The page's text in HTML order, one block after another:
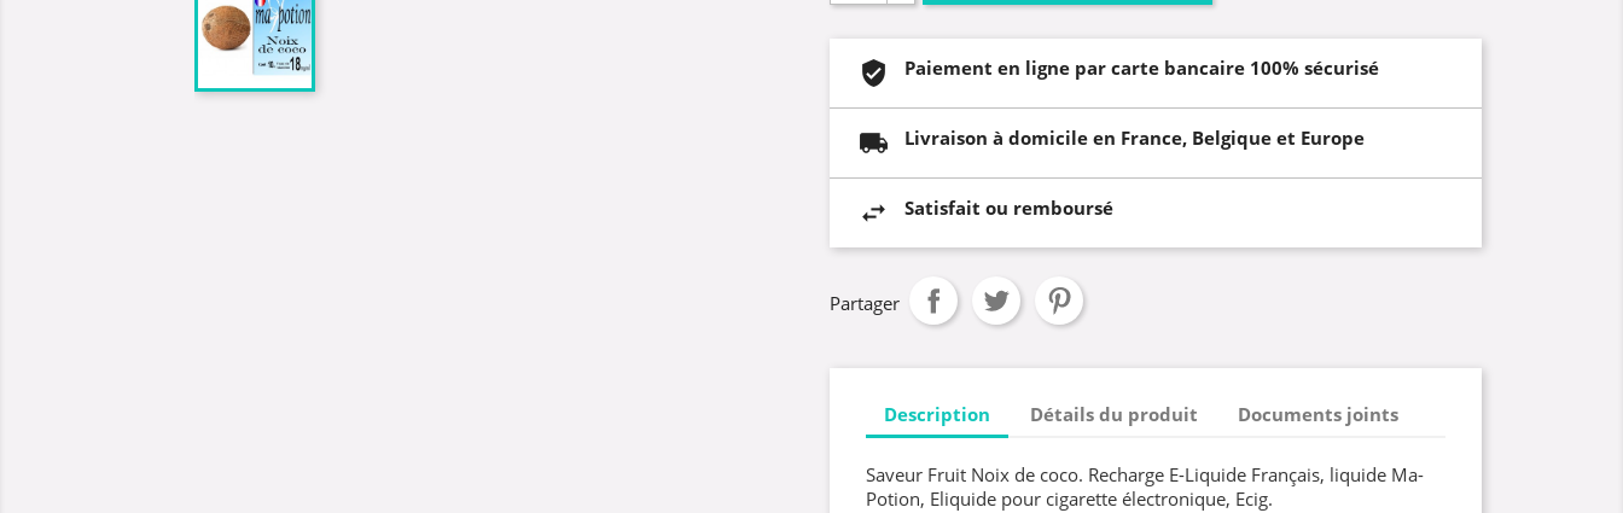
Paiement en ligne par carte bancaire 100% sécurisé
Livraison à domicile en France, Belgique et Europe
Satisfait ou remboursé
Partager
Description Détails du produit Documents joints
Saveur Fruit Noix de coco. Recharge E-Liquide Français, liquide Ma-
Potion, Eliquide pour cigarette électronique, Ecig.